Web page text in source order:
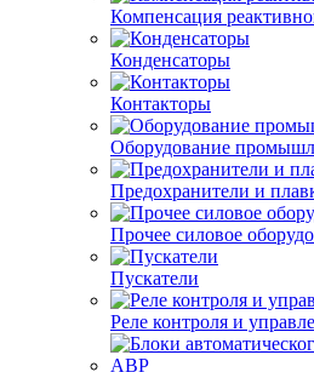
Компенсация
Конденсаторы
Контакторы
Оборудование
Предохранители и
Прочее силовое
Пускатели
Реле контроля и